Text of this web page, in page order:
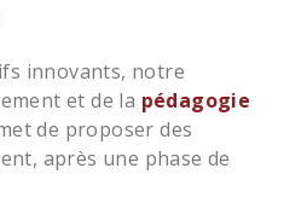
innovants, notre
et de la pédagogie
de proposer des
après une phase de